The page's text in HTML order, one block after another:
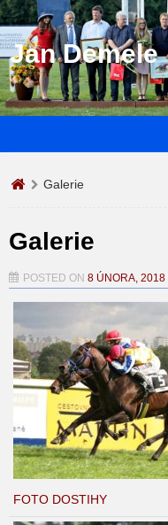
Jan Demele
Galerie
Galerie
POSTED ON 8 ÚNORA, 2018
FOTO DOSTIHY